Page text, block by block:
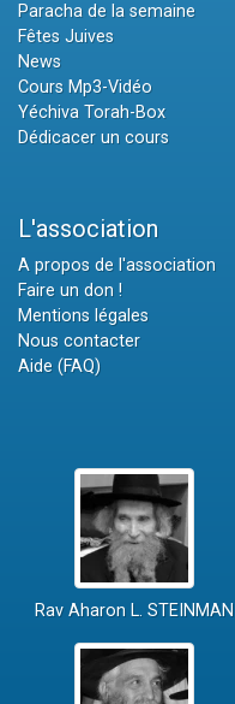
Paracha de la semaine
Fêtes Juives
News
Cours Mp3-Vidéo
Yéchiva Torah-Box
Dédicacer un cours
L'association
A propos de l'association
Faire un don !
Mentions légales
Nous contacter
Aide (FAQ)
Rav Aharon L. STEINMAN